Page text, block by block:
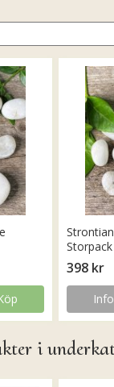
Storpack
398 kr
Info
i